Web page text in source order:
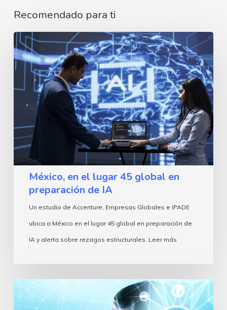
Recomendado para ti
México,
en
el
lugar
global
en
preparación
de
México, en el lugar 45 global en
preparación de IA
Un estudio de Accenture, Empresas Globales e IPADE
ubica a México en el lugar 45 global en preparación de
IA y alerta sobre rezagos estructurales. Leer más
IA
podría